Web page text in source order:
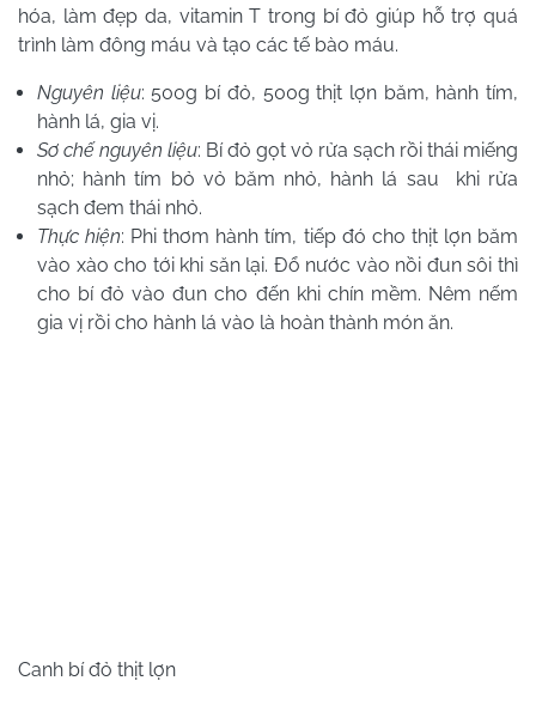
hóa, làm đẹp da, vitamin T trong bí đỏ giúp hỗ trợ quá
trình làm đông máu và tạo các tế bào máu.
Nguyên liệu: 500g bí đỏ, 500g thịt lợn băm, hành tím,
hành lá, gia vị.
Sơ chế nguyên liệu: Bí đỏ gọt vỏ rửa sạch rồi thái miếng
nhỏ; hành tím bỏ vỏ băm nhỏ, hành lá sau khi rửa
sạch đem thái nhỏ.
Thực hiện: Phi thơm hành tím, tiếp đó cho thịt lợn băm
vào xào cho tới khi săn lại. Đổ nước vào nồi đun sôi thì
cho bí đỏ vào đun cho đến khi chín mềm. Nêm nếm
gia vị rồi cho hành lá vào là hoàn thành món ăn.
Canh bí đỏ thịt lợn